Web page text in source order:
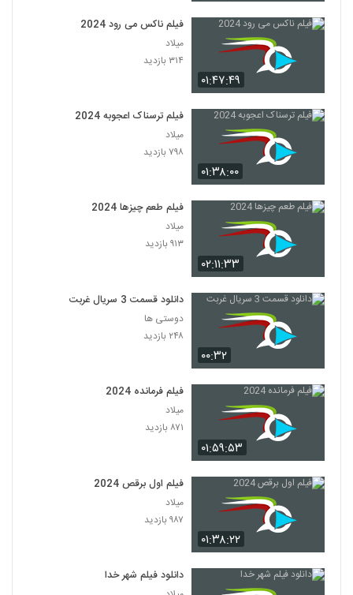
۰۱:۴۷:۴۹
فیلم ناکس می رود 2024
میلاد
۳۱۴ بازدید
۰۱:۳۸:۰۰
فیلم ترسناک اعجوبه 2024
میلاد
۷۹۸ بازدید
۰۲:۱۱:۳۳
فیلم طعم چیزها 2024
میلاد
۹۱۳ بازدید
۰۰:۳۲
دانلود قسمت 3 سریال غربت
دوستی ها
۲۴۸ بازدید
۰۱:۵۹:۵۳
فیلم فرمانده 2024
میلاد
۸۷۱ بازدید
۰۱:۳۸:۲۲
فیلم اول برقص 2024
میلاد
۹۸۷ بازدید
دانلود فیلم شهر خدا